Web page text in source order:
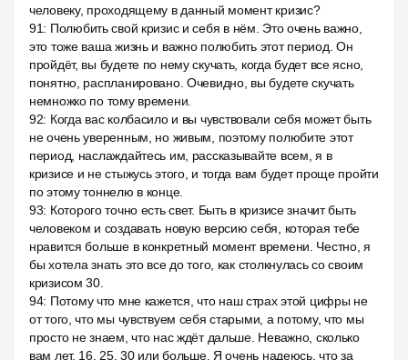
человеку, проходящему в данный момент кризис?
91: Полюбить свой кризис и себя в нём. Это очень важно,
это тоже ваша жизнь и важно полюбить этот период. Он
пройдёт, вы будете по нему скучать, когда будет все ясно,
понятно, распланировано. Очевидно, вы будете скучать
немножко по тому времени.
92: Когда вас колбасило и вы чувствовали себя может быть
не очень уверенным, но живым, поэтому полюбите этот
период, наслаждайтесь им, рассказывайте всем, я в
кризисе и не стыжусь этого, и тогда вам будет проще пройти
по этому тоннелю в конце.
93: Которого точно есть свет. Быть в кризисе значит быть
человеком и создавать новую версию себя, которая тебе
нравится больше в конкретный момент времени. Честно, я
бы хотела знать это все до того, как столкнулась со своим
кризисом 30.
94: Потому что мне кажется, что наш страх этой цифры не
от того, что мы чувствуем себя старыми, а потому, что мы
просто не знаем, что нас ждёт дальше. Неважно, сколько
вам лет. 16, 25, 30 или больше. Я очень надеюсь, что за